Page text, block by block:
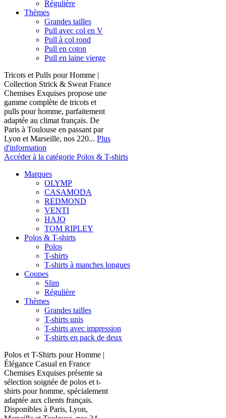
Régulière
Thèmes
Grandes tailles
Pull avec col en V
Pull à col rond
Pull en coton
Pull en laine vierge
Tricots et Pulls pour Homme |
Collection Strick & Sweat France
Chemises Exquises propose une
gamme complète de tricots et
pulls pour homme, parfaitement
adaptée au climat français. De
Paris à Toulouse en passant par
Lyon et Marseille, nos 220... Plus
d'information
Accéder à la catégorie Polos & T-shirts
Marques
OLYMP
CASAMODA
REDMOND
VENTI
HAJO
TOM RIPLEY
Polos & T-shirts
Polos
T-shirts
T-shirts à manches longues
Coupes
Slim
Régulière
Thèmes
Grandes tailles
T-shirts unis
T-shirts avec impression
T-shirts en pack de deux
Polos et T-Shirts pour Homme |
Élégance Casual en France
Chemises Exquises présente sa
sélection soignée de polos et t-
shirts pour homme, spécialement
adaptée aux clients français.
Disponibles à Paris, Lyon,